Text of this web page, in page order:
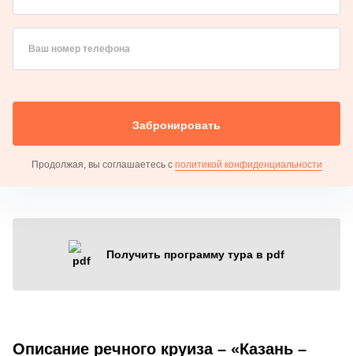
Ваш номер телефона
Забронировать
Продолжая, вы соглашаетесь с политикой конфиденциальности
Получить программу тура в pdf
Описание речного круиза – «Казань –